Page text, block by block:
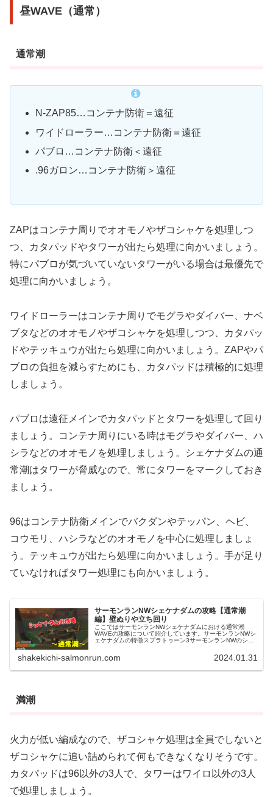
昼WAVE（通常）
通常潮
N-ZAP85…コンテナ防衛＝遠征
ワイドローラー…コンテナ防衛＝遠征
パブロ…コンテナ防衛＜遠征
.96ガロン…コンテナ防衛＞遠征
ZAPはコンテナ周りでオオモノやザコシャケを処理しつ
つ、カタパッドやタワーが出たら処理に向かいましょう。
特にパブロが気づいていないタワーがいる場合は最優先で
処理に向かいましょう。
ワイドローラーはコンテナ周りでモグラやダイバー、ナベ
ブタなどのオオモノやザコシャケを処理しつつ、カタパッ
ドやテッキュウが出たら処理に向かいましょう。ZAPやパ
ブロの負担を減らすためにも、カタパッドは積極的に処理
しましょう。
パブロは遠征メインでカタパッドとタワーを処理して回り
ましょう。コンテナ周りにいる時はモグラやダイバー、ハ
シラなどのオオモノを処理しましょう。シェケナダムの通
常潮はタワーが脅威なので、常にタワーをマークしておき
ましょう。
96はコンテナ防衛メインでバクダンやテッパン、ヘビ、
コウモリ、ハシラなどのオオモノを中心に処理しましょ
う。テッキュウが出たら処理に向かいましょう。手が足り
ていなければタワー処理にも向かいましょう。
サーモンランNWシェケナダムの攻略【通常潮
編】壁ぬりや立ち回り
ここではサーモンランNWシェケナダムにおける通常潮
WAVEの攻略について紹介しています。サーモンランNWシ
ェケナダムの特徴スプラトゥーン3サーモンランNWのシェ
shakekichi-salmonrun.com 2024.01.31
満潮
火力が低い編成なので、ザコシャケ処理は全員でしないと
ザコシャケに追い詰められて何もできなくなりそうです。
カタパッドは96以外の3人で、タワーはワイロ以外の3人
で処理しましょう。